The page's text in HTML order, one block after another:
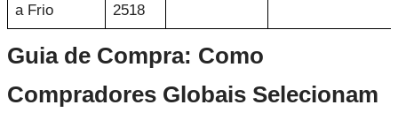
a Frio
2518
Guia de Compra: Como
Compradores Globais Selecionam